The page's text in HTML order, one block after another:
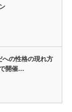
への性格の現れ方
開催…